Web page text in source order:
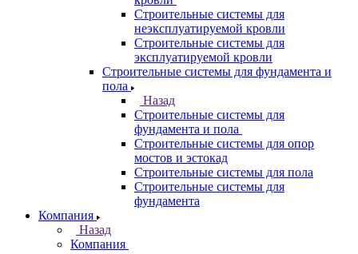
Строительные системы для
неэксплуатируемой кровли
Строительные системы для
эксплуатируемой кровли
Строительные системы для фундамента и
пола
Назад
Строительные системы для
фундамента и пола
Строительные системы для опор
мостов и эстокад
Строительные системы для пола
Строительные системы для
фундамента
Компания
Назад
Компания